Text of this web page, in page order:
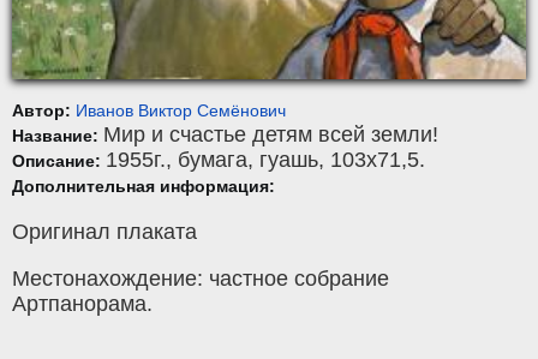
Автор: Иванов Виктор Семёнович
Название: Мир и счастье детям всей земли!
Описание: 1955г., бумага, гуашь, 103x71,5.
Дополнительная информация:
Оригинал плаката
Местонахождение: частное собрание
Артпанорама.